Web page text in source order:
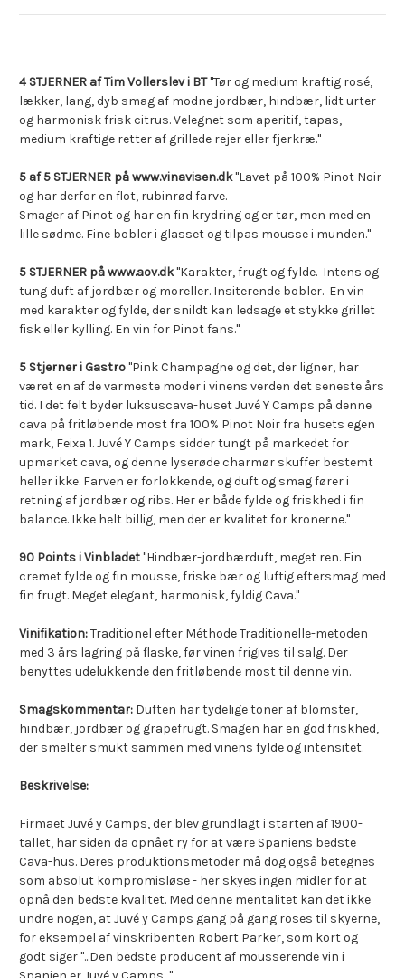
4 STJERNER af Tim Vollerslev i BT"Tør og medium kraftig rosé,
lækker, lang, dyb smag af modne jordbær, hindbær, lidt urter
og harmonisk frisk citrus. Velegnet som aperitif, tapas,
medium kraftige retter af grillede rejer eller fjerkræ."
5 af 5 STJERNER på www.vinavisen.dk"Lavet på 100% Pinot Noir
og har derfor en flot, rubinrød farve.
Smager af Pinot og har en fin krydring og er tør, men med en
lille sødme. Fine bobler i glasset og tilpas mousse i munden."
5 STJERNER på www.aov.dk"Karakter, frugt og fylde. Intens og
tung duft af jordbær og moreller. Insiterende bobler. En vin
med karakter og fylde, der snildt kan ledsage et stykke grillet
fisk eller kylling. En vin for Pinot fans."
5 Stjerner i Gastro"Pink Champagne og det, der ligner, har
været en af de varmeste moder i vinens verden det seneste års
tid. I det felt byder luksuscava-huset Juvé Y Camps på denne
cava på fritløbende most fra 100% Pinot Noir fra husets egen
mark, Feixa 1. Juvé Y Camps sidder tungt på markedet for
upmarket cava, og denne lyserøde charmør skuffer bestemt
heller ikke. Farven er forlokkende, og duft og smag fører i
retning af jordbær og ribs. Her er både fylde og friskhed i fin
balance. Ikke helt billig, men der er kvalitet for kronerne."
90 Points i Vinbladet"Hindbær-jordbærduft, meget ren. Fin
cremet fylde og fin mousse, friske bær og luftig eftersmag med
fin frugt. Meget elegant, harmonisk, fyldig Cava."
Vinifikation:Traditionel efter Méthode Traditionelle-metoden
med 3 års lagring på flaske, før vinen frigives til salg. Der
benyttes udelukkende den fritløbende most til denne vin.
Smagskommentar: Duften har tydelige toner af blomster,
hindbær, jordbær og grapefrugt. Smagen har en god friskhed,
der smelter smukt sammen med vinens fylde og intensitet.
Beskrivelse:
Firmaet Juvé y Camps, der blev grundlagt i starten af 1900-
tallet, har siden da opnået ry for at være Spaniens bedste
Cava-hus. Deres produktionsmetoder må dog også betegnes
som absolut kompromisløse - her skyes ingen midler for at
opnå den bedste kvalitet. Med denne mentalitet kan det ikke
undre nogen, at Juvé y Camps gang på gang roses til skyerne,
for eksempel af vinskribenten Robert Parker, som kort og
godt siger "...Den bedste producent af mousserende vin i